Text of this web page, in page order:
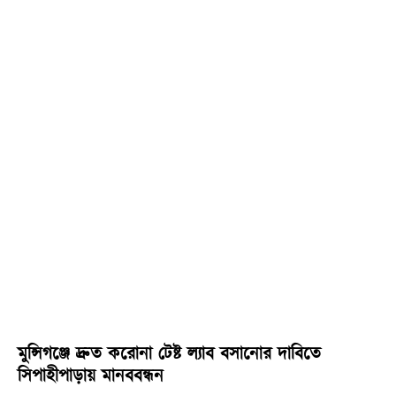
মুন্সিগঞ্জে দ্রুত করোনা টেষ্ট ল্যাব বসানোর দাবিতে
সিপাহীপাড়ায় মানববন্ধন